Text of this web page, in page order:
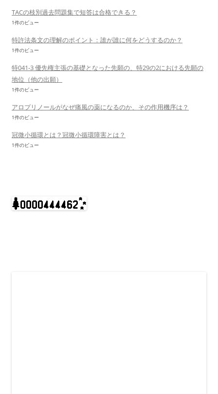
TACの枝別過去問題集で短答は合格できる？
1件のビュー
特許法条文の理解のポイント：誰が誰に何をどうするのか？
1件のビュー
特041-3 優先権主張の基礎となった先願の、特29の2における先願の
地位（他の出願）
1件のビュー
アロプリノールがなぜ痛風の薬になるのか、その作用機序は？
1件のビュー
冠微小循環とは？冠微小循環障害とは？
1件のビュー